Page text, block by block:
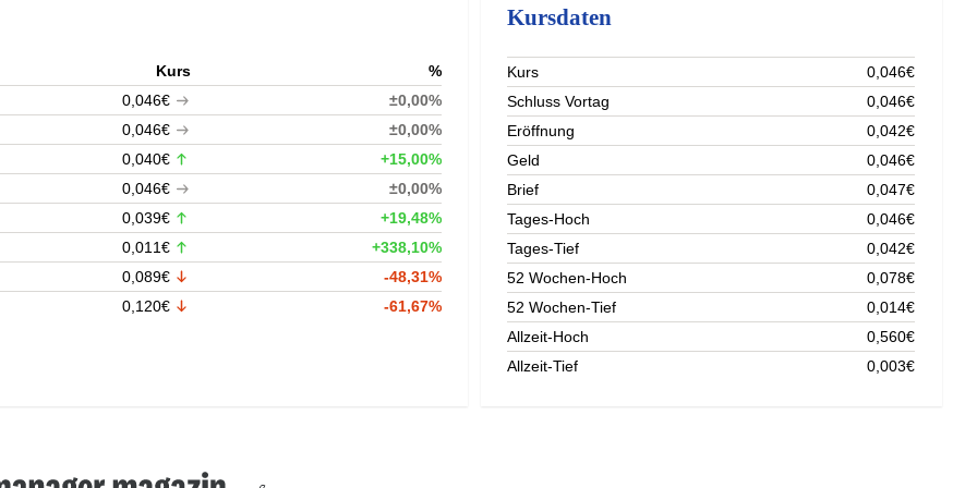
Kurs
%
0,046€
±0,00%
0,046€
±0,00%
0,040€
+15,00%
0,046€
±0,00%
0,039€
+19,48%
0,011€
+338,10%
0,089€
-48,31%
0,120€ -61,67%
Kursdaten
Kurs
0,046€
Schluss Vortag
0,046€
Eröffnung
0,042€
Geld
0,046€
Brief
0,047€
Tages-Hoch
0,046€
Tages-Tief
0,042€
52 Wochen-Hoch
0,078€
52 Wochen-Tief
0,014€
Allzeit-Hoch
0,560€
Allzeit-Tief
0,003€